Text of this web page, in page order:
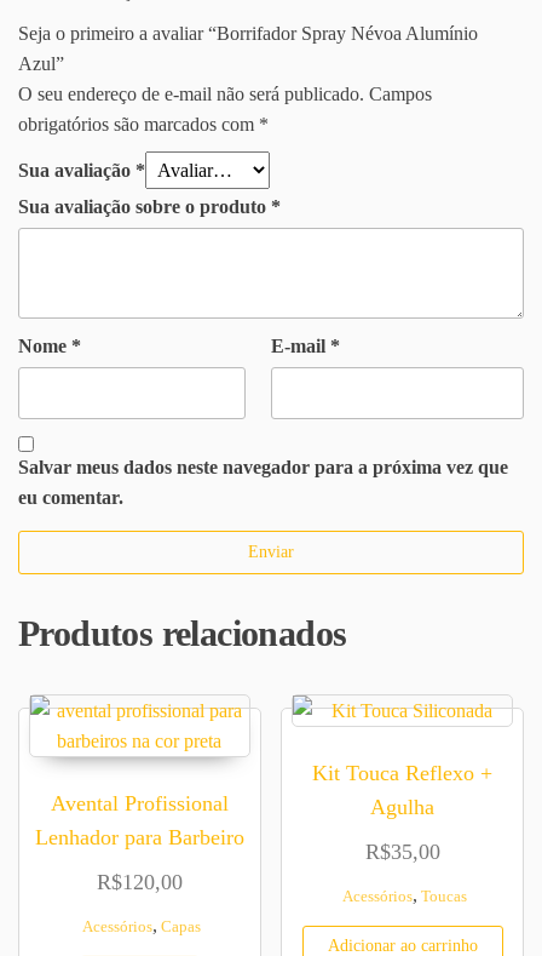
Seja o primeiro a avaliar “Borrifador Spray Névoa Alumínio
Azul”
O seu endereço de e-mail não será publicado. Campos
obrigatórios são marcados com *
Sua avaliação *
Sua avaliação sobre o produto *
Nome * E-mail *
Salvar meus dados neste navegador para a próxima vez que
eu comentar.
Produtos relacionados
Avental Profissional
Lenhador para Barbeiro
R$120,00
Acessórios, Capas
Kit Touca Reflexo +
Agulha
R$35,00
Acessórios, Toucas
Adicionar ao carrinho